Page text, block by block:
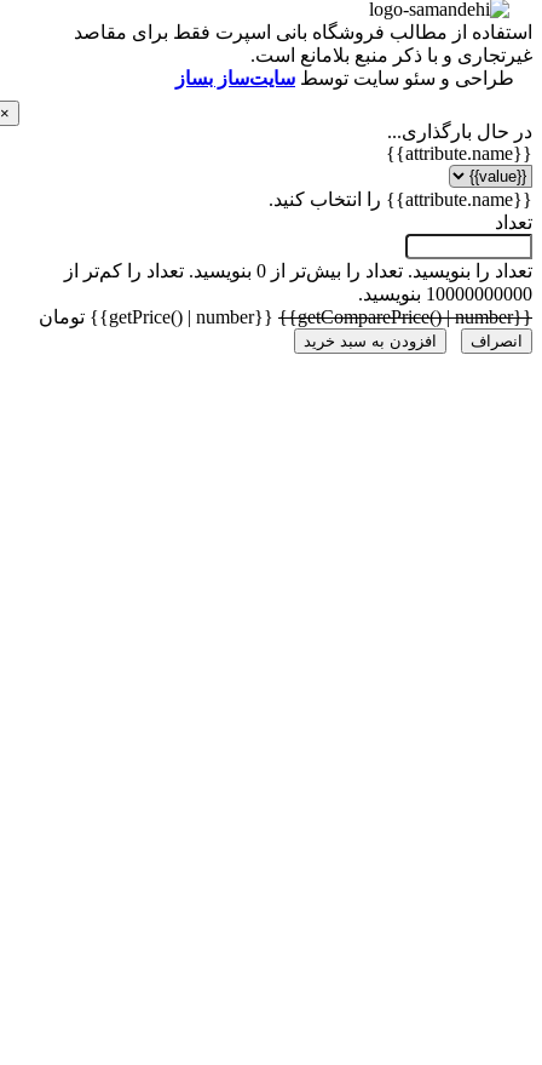
از مطالب فروشگاه بانی اسپرت فقط برای مقاصد
و با ذکر منبع بلامانع است.
و سئو سایت توسطسایت‌ساز بساز
بارگذاری...
را بنویسید.تعداد را بیش‌تر از 0 بنویسید.
تعداد را کم‌تر از
بنویسید.
{{getPrice() | number}} تومان
افزودن به سبد خرید